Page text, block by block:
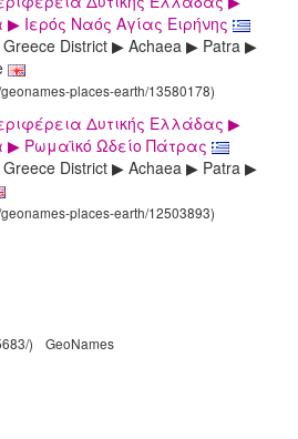
Ιερός Ναός Αγίας Ειρήνης
District ▶ Achaea ▶ Patra ▶
places-earth/13580178)
Δυτικής Ελλάδας ▶
Ρωμαϊκό Ωδείο Πάτρας
District ▶ Achaea ▶ Patra ▶
places-earth/12503893)
) GeoNames